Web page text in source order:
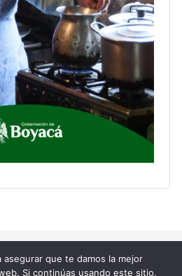
2023 La Supersona.
asegurar que te damos la mejor
Si continúas usando este sitio,